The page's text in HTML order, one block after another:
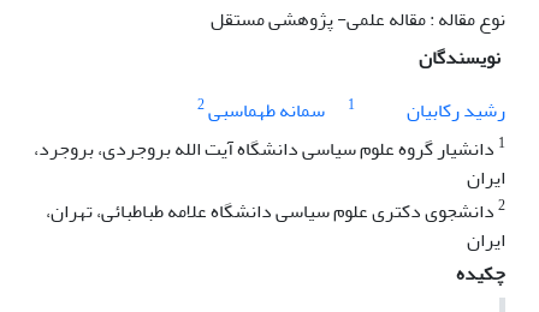
نوع مقاله : مقاله علمی- پژوهشی مستقل
نویسندگان
رشید رکابیان
1 سمانه طهماسبی2
1 دانشیار گروه علوم سیاسی دانشگاه آیت الله بروجردی، بروجرد،
ایران
2دانشجوی دکتری علوم سیاسی دانشگاه علامه طباطبائی، تهران،
ایران
چکیده